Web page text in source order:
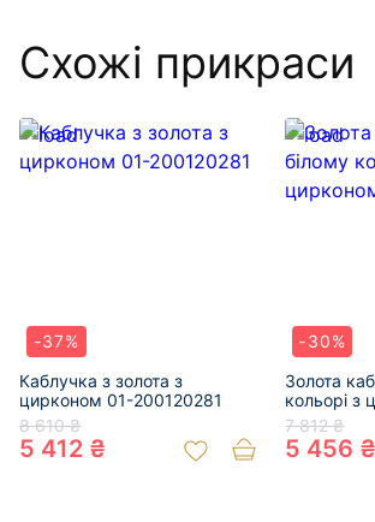
Схожі прикраси
-37%
Каблучка з золота з
цирконом 01-200120281
8 610 ₴
5 412 ₴
-30%
Золота
кольорі з
200109716
7 812 ₴
5 456 ₴